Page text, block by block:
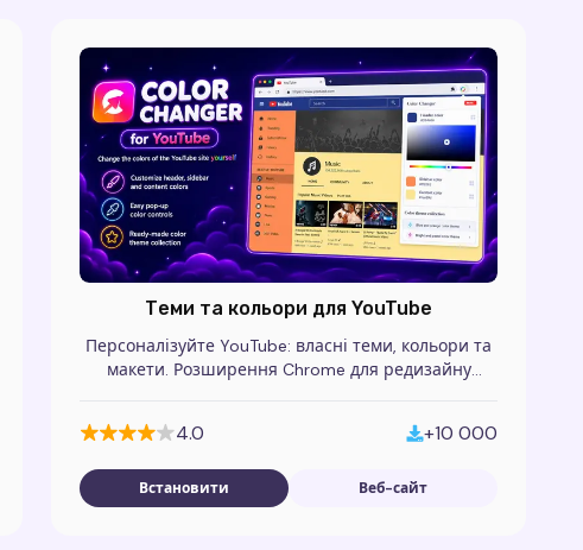
Теми та кольори для YouTube
Персоналізуйте YouTube: власні теми, кольори та
макети. Розширення Chrome для редизайну
4.0 +10 000
Встановити Веб-сайт